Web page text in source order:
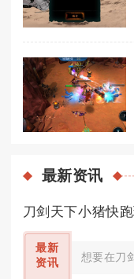
最新资讯
刀剑天下小猪快
最新
资讯
想要在刀